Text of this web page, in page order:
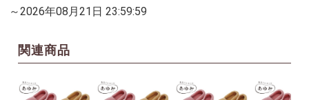
～2026年08月21日 23:59:59
関連商品